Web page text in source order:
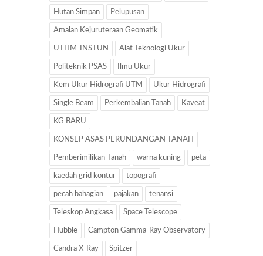
Hutan Simpan Pelupusan
Amalan Kejuruteraan Geomatik
UTHM-INSTUN Alat Teknologi Ukur
Politeknik PSAS Ilmu Ukur
Kem Ukur Hidrografi UTM Ukur Hidrografi
Single Beam Perkembalian Tanah Kaveat
KG BARU
KONSEP ASAS PERUNDANGAN TANAH
Pemberimilikan Tanah warna kuning peta
kaedah grid kontur topografi
pecah bahagian pajakan tenansi
Teleskop Angkasa Space Telescope
Hubble Campton Gamma-Ray Observatory
Candra X-Ray Spitzer